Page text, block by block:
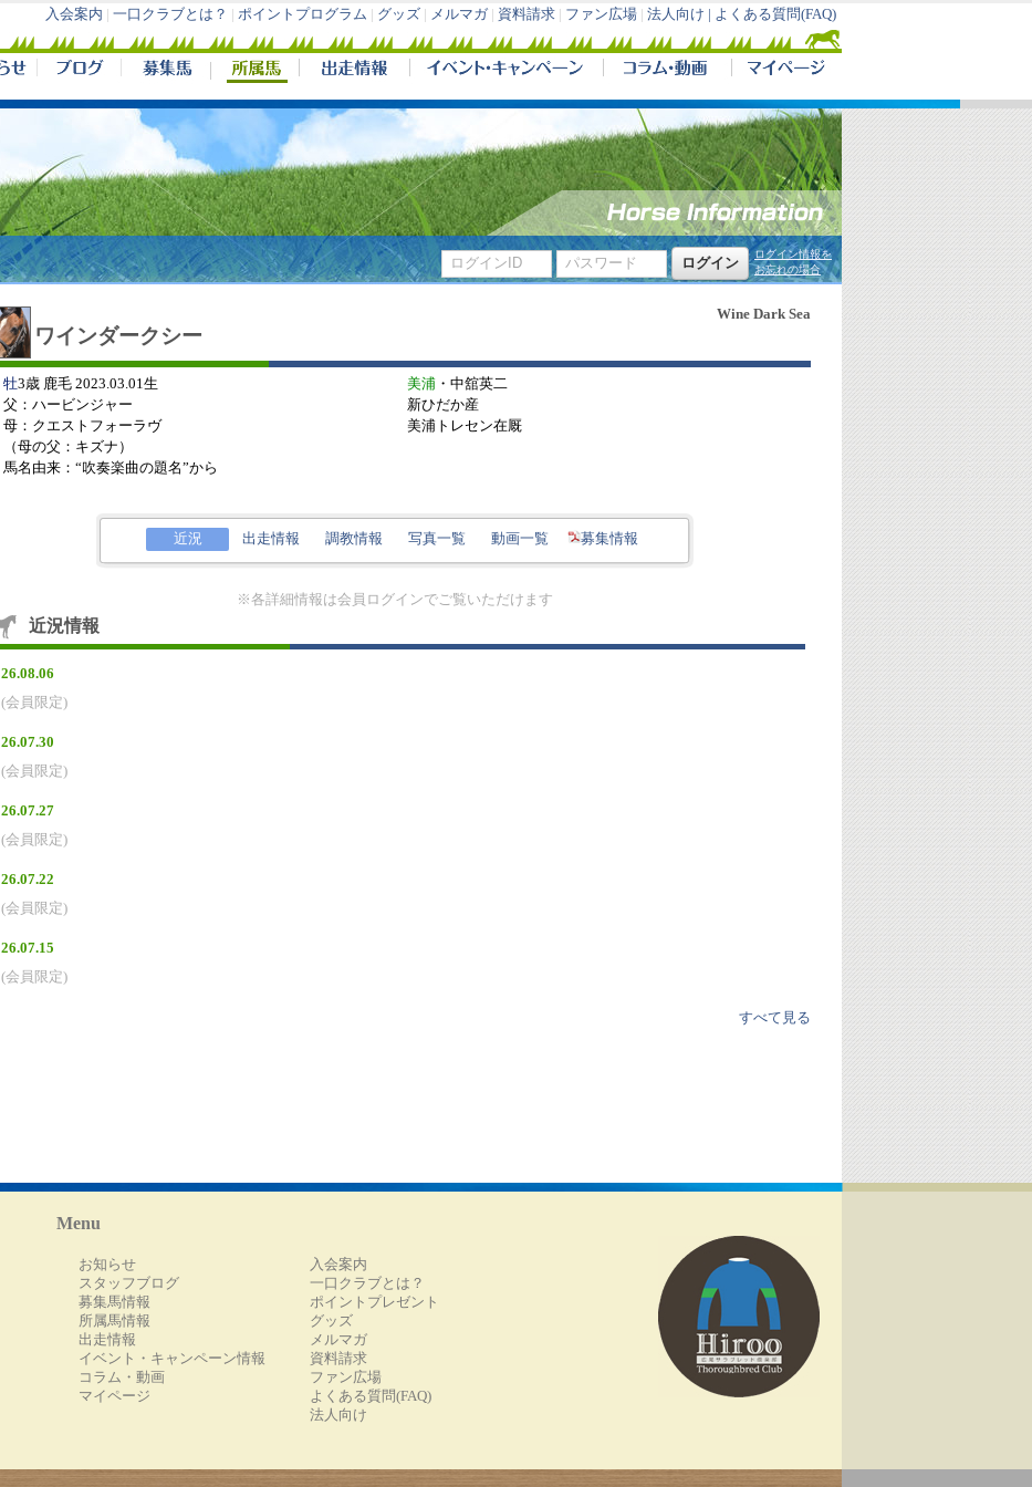
入会案内 一口クラブとは？ ポイントプログラム グッズ メルマガ| 資料請求 ファン広場 法人向け | よくある質問(FAQ)
ログイン情報を
お忘れの場合
ワインダークシー
Wine Dark Sea
牡3歳 鹿毛 2023.03.01生 美浦 ・中舘英二
父：ハービンジャー
新ひだか産
母：クエストフォーラヴ
美浦トレセン在厩
（母の父：キズナ）
馬名由来：“吹奏楽曲の題名”から
近況 出走情報 調教情報 写真一覧 動画一覧 募集情報
※各詳細情報は会員ログインでご覧いただけます
近況情報
26.08.06
(会員限定)
26.07.30
(会員限定)
26.07.27
(会員限定)
26.07.22
(会員限定)
26.07.15
(会員限定)
すべて見る
Menu
お知らせ
スタッフブログ
募集馬情報
所属馬情報
出走情報
イベント・キャンペーン情報
コラム・動画
マイページ
入会案内
一口クラブとは？
ポイントプレゼント
グッズ
メルマガ
資料請求
ファン広場
よくある質問(FAQ)
法人向け